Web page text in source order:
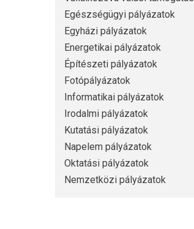
Egészségügyi pályázatok
Egyházi pályázatok
Energetikai pályázatok
Építészeti pályázatok
Fotópályázatok
Informatikai pályázatok
Irodalmi pályázatok
Kutatási pályázatok
Napelem pályázatok
Oktatási pályázatok
Nemzetközi pályázatok